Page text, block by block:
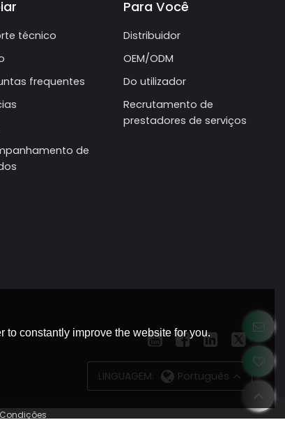
técnico
frequentes
de
Para Você
Distribuidor
OEM/ODM
Do utilizador
Recrutamento de
prestadores de serviços
LINGUAGEM: Português
constantly improve the website for you.